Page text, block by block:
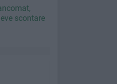
scontare